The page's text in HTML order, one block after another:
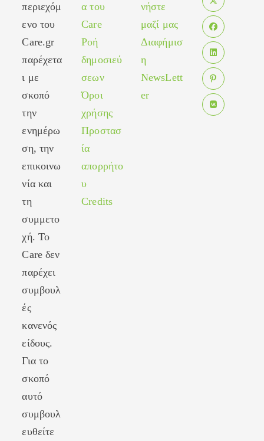
περιεχόμ
ενο του
Care.gr
παρέχετα
ι με
σκοπό
την
ενημέρω
ση, την
επικοινω
νία και
τη
συμμετο
χή. Το
Care δεν
παρέχει
συμβουλ
ές
κανενός
είδους.
Για το
σκοπό
αυτό
συμβουλ
ευθείτε
α του
Care
Ροή
δημοσιεύ
σεων
Όροι
χρήσης
Προστασ
ία
απορρήτο
υ
Credits
νήστε
μαζί μας
Διαφήμισ
η
NewsLett
er
Opens
in
a
new
tab
Opens
in
a
new
tab
Opens
in
a
new
Opens
in